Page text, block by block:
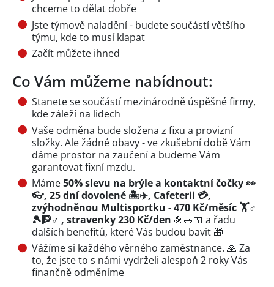
chceme to dělat dobře
Jste týmově naladění - budete součástí většího
týmu, kde to musí klapat
Začít můžete ihned
Co Vám můžeme nabídnout:
Stanete se součástí mezinárodně úspěšné firmy,
kde záleží na lidech
Vaše odměna bude složena z fixu a provizní
složky. Ale žádné obavy - ve zkušební době Vám
dáme prostor na zaučení a budeme Vám
garantovat fixní mzdu.
Máme50% slevu na brýle a kontaktní čočky 👀
👓, 25 dní dovolené 🏝✈, Cafeterii 💳,
zvýhodněnou Multisportku - 470 Kč/měsíc 🏋️♂️
🎾🧗♂️ , stravenky 230 Kč/den 🧆🥗🍱 a řadu
dalších benefitů, které Vás budou bavit 🎁
Vážíme si každého věrného zaměstnance. 🙏 Za
to, že jste to s námi vydrželi alespoň 2 roky Vás
finančně odměníme